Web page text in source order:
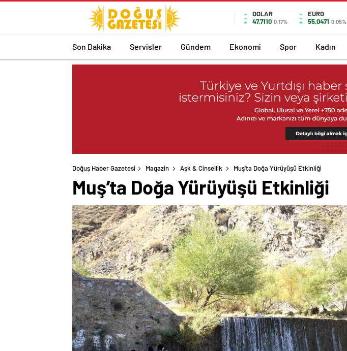
DOLAR
47,7110 0.17%
EURO
55,0471 0.05%
Son Dakika Servisler Gündem Ekonomi Spor Kadın
Doğuş Haber Gazetesi Magazin Aşk & Cinsellik Muş’ta Doğa Yürüyüşü Etkinliği
Muş’ta Doğa Yürüyüşü Etkinliği